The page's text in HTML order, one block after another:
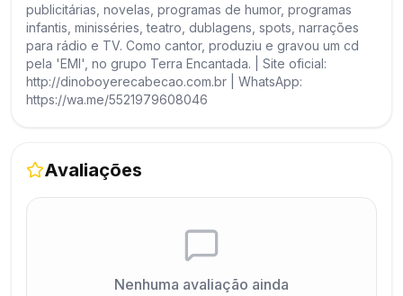
publicitárias, novelas, programas de humor, programas
infantis, minisséries, teatro, dublagens, spots, narrações
para rádio e TV. Como cantor, produziu e gravou um cd
pela 'EMI', no grupo Terra Encantada. | Site oficial:
http://dinoboyerecabecao.com.br | WhatsApp:
https://wa.me/5521979608046
Avaliações
Nenhuma avaliação ainda